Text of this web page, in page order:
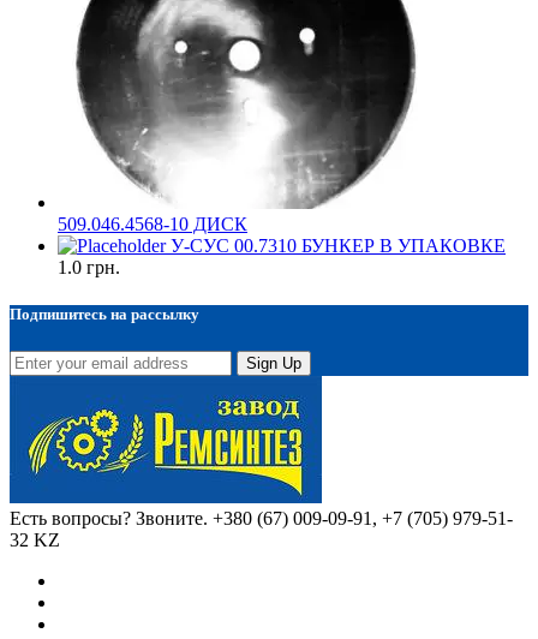
509.046.4568-10 ДИСК
У-СУС 00.7310 БУНКЕР В УПАКОВКЕ
1.0 грн.
Подпишитесь на рассылку
Sign Up
Есть вопросы? Звоните. +380 (67) 009-09-91, +7 (705) 979-51-
32 KZ